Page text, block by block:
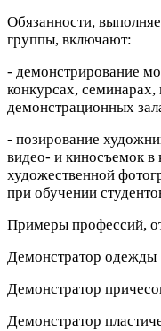
Обязанности,
группы, включают:
- демонстрирование
конкурсах, семинарах,
демонстрационных
- позирование
видео- и киносъемок в
художественной
при обучении
Примеры профессий,
Демонстратор одежды
Демонстратор
Демонстратор